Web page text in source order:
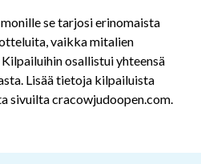
se tarjosi erinomaista
vaikka mitalien
osallistui yhteensä
Lisää tietoja kilpailuista
sivuilta cracowjudoopen.com.